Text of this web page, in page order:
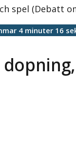
spel (Debatt
4 minuter 16